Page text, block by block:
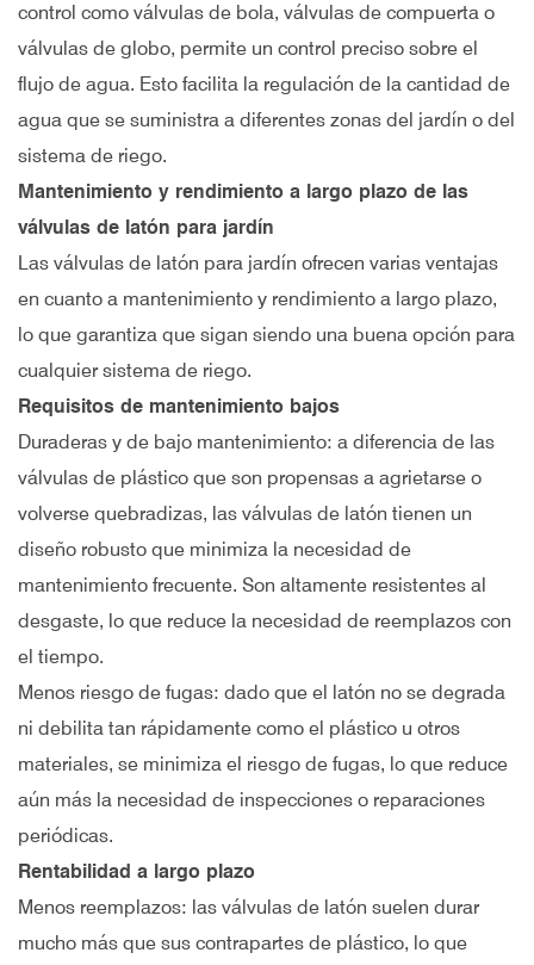
control como válvulas de bola, válvulas de compuerta o
válvulas de globo, permite un control preciso sobre el
flujo de agua. Esto facilita la regulación de la cantidad de
agua que se suministra a diferentes zonas del jardín o del
sistema de riego.
Mantenimiento y rendimiento a largo plazo de las
válvulas de latón para jardín
Las válvulas de latón para jardín ofrecen varias ventajas
en cuanto a mantenimiento y rendimiento a largo plazo,
lo que garantiza que sigan siendo una buena opción para
cualquier sistema de riego.
Requisitos de mantenimiento bajos
Duraderas y de bajo mantenimiento: a diferencia de las
válvulas de plástico que son propensas a agrietarse o
volverse quebradizas, las válvulas de latón tienen un
diseño robusto que minimiza la necesidad de
mantenimiento frecuente. Son altamente resistentes al
desgaste, lo que reduce la necesidad de reemplazos con
el tiempo.
Menos riesgo de fugas: dado que el latón no se degrada
ni debilita tan rápidamente como el plástico u otros
materiales, se minimiza el riesgo de fugas, lo que reduce
aún más la necesidad de inspecciones o reparaciones
periódicas.
Rentabilidad a largo plazo
Menos reemplazos: las válvulas de latón suelen durar
mucho más que sus contrapartes de plástico, lo que